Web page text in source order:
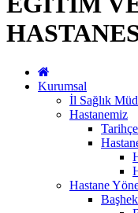
Kurumsal
İl Sağlık
Hastanemiz
Tarihçe
Hastane